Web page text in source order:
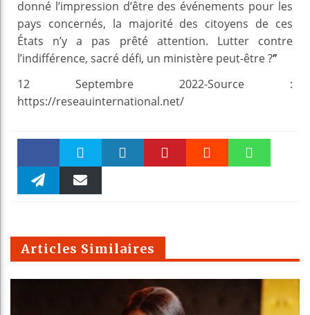
donné l’impression d’être des événements pour les
pays concernés, la majorité des citoyens de ces
États n’y a pas prêté attention. Lutter contre
l’indifférence, sacré défi, un ministère peut-être ?’’
12 Septembre 2022-Source :
https://reseauinternational.net/
Faceboo Twitter
m
Articles Similaires